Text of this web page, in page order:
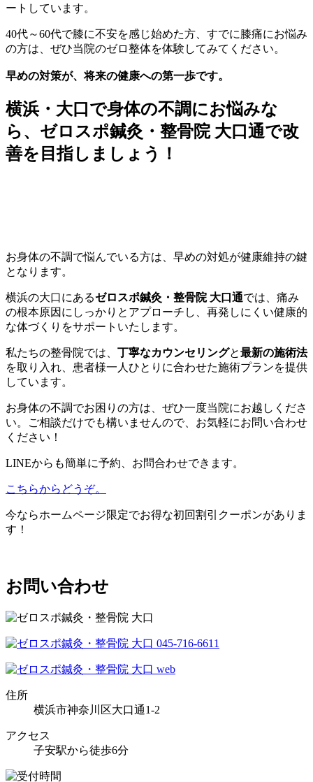
ートしています。
40代～60代で膝に不安を感じ始めた方、すでに膝痛にお悩み
の方は、ぜひ当院のゼロ整体を体験してみてください。
早めの対策が、将来の健康への第一歩です。
横浜・大口で身体の不調にお悩みな
ら、ゼロスポ鍼灸・整骨院 大口通で改
善を目指しましょう！
お身体の不調で悩んでいる方は、早めの対処が健康維持の鍵
となります。
横浜の大口にあるゼロスポ鍼灸・整骨院 大口通では、痛み
の根本原因にしっかりとアプローチし、再発しにくい健康的
な体づくりをサポートいたします。
私たちの整骨院では、 丁寧なカウンセリングと最新の施術法
を取り入れ、患者様一人ひとりに合わせた施術プランを提供
しています。
お身体の不調でお困りの方は、ぜひ一度当院にお越しくださ
い。ご相談だけでも構いませんので、お気軽にお問い合わせ
ください！
LINEからも簡単に予約、お問合わせできます。
こちらからどうぞ。
今ならホームページ限定でお得な初回割引クーポンがありま
す！
お問い合わせ
住所
横浜市神奈川区大口通1-2
アクセス
子安駅から徒歩6分